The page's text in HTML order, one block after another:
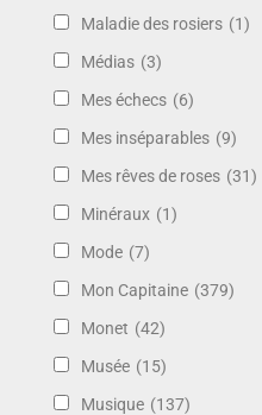
Maladie des rosiers (1)
Médias (3)
Mes échecs (6)
Mes inséparables (9)
Mes rêves de roses (31)
Minéraux (1)
Mode (7)
Mon Capitaine (379)
Monet (42)
Musée (15)
Musique (137)